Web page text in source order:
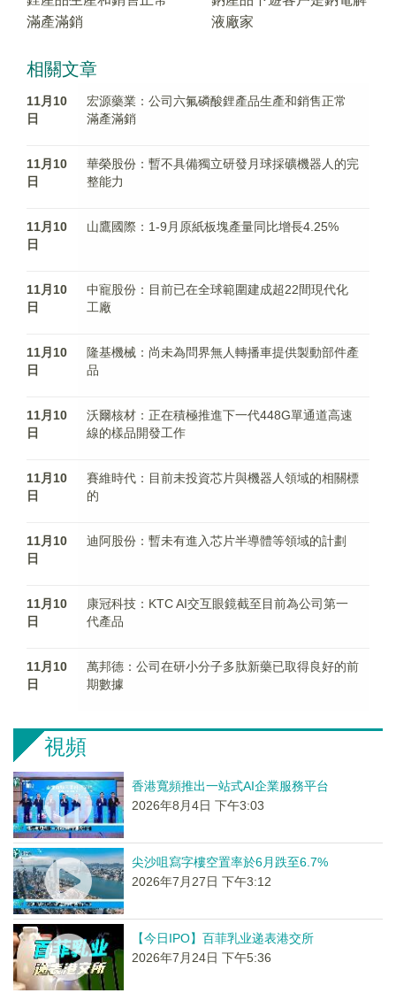
滿產滿銷
液廠家
相關文章
11月10
日
宏源藥業：公司六氟磷酸鋰產品生產和銷售正常
滿產滿銷
11月10
日
華榮股份：暫不具備獨立研發月球採礦機器人的完
整能力
11月10
日
山鷹國際：1-9月原紙板塊產量同比增長4.25%
11月10
日
中寵股份：目前已在全球範圍建成超22間現代化
工廠
11月10
日
隆基機械：尚未為問界無人轉播車提供製動部件產
品
11月10
日
沃爾核材：正在積極推進下一代448G單通道高速
線的樣品開發工作
11月10
日
賽維時代：目前未投資芯片與機器人領域的相關標
的
11月10
日
迪阿股份：暫未有進入芯片半導體等領域的計劃
11月10
日
康冠科技：KTC AI交互眼鏡截至目前為公司第一
代產品
11月10
日
萬邦德：公司在研小分子多肽新藥已取得良好的前
期數據
視頻
香港寬頻推出一站式AI企業服務平台
2026年8月4日 下午3:03
尖沙咀寫字樓空置率於6月跌至6.7%
2026年7月27日 下午3:12
【今日IPO】百菲乳业递表港交所
2026年7月24日 下午5:36